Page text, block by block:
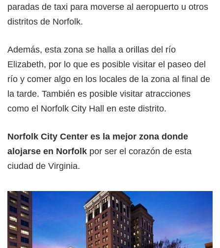
paradas de taxi para moverse al aeropuerto u otros
distritos de Norfolk.
Además, esta zona se halla a orillas del río
Elizabeth, por lo que es posible visitar el paseo del
río y comer algo en los locales de la zona al final de
la tarde. También es posible visitar atracciones
como el Norfolk City Hall en este distrito.
Norfolk City Center es la mejor zona donde
alojarse en Norfolk por ser el corazón de esta
ciudad de Virginia.